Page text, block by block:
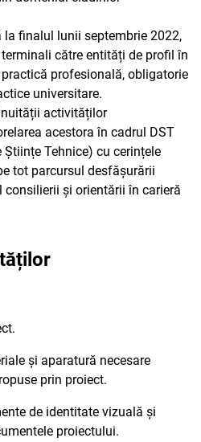
la finalul lunii septembrie 2022,
către entități de profil în
profesională, obligatorie
universitare.
activităților
acestora în cadrul DST
Tehnice) cu cerințele
tot parcursul desfășurării
consilierii și orientării în carieră
și aparatură necesare
prin proiect.
de identitate vizuală și
proiectului.